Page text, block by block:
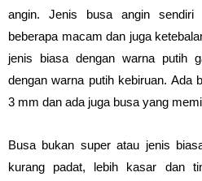
angin. Jenis busa angin sendiri
beberapa macam dan juga
jenis biasa dengan warna putih
dengan warna putih kebiruan. Ada
3 mm dan ada juga busa yang
Busa bukan super atau jenis
kurang padat, lebih kasar dan